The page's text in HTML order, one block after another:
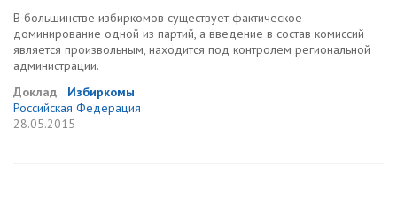
В большинстве избиркомов существует фактическое
доминирование одной из партий, а введение в состав комиссий
является произвольным, находится под контролем региональной
администрации.
Доклад
Избиркомы
Российская Федерация
28.05.2015